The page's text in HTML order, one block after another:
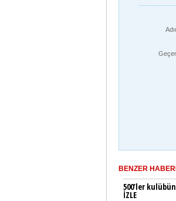
BENZER
500’ler
İZLE